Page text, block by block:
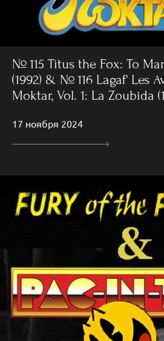
№ 115 Titus the Fox: To
(1992) & № 116 Lagaf' Les
Moktar, Vol. 1: La Zoubida
17 ноября 2024